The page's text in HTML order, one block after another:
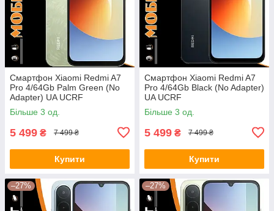
Смартфон Xiaomi Redmi A7
Pro 4/64Gb Palm Green (No
Adapter) UA UCRF
Більше 3 од.
5 499 ₴ 7 499 ₴
Купити
Смартфон Xiaomi Redmi A7
Pro 4/64Gb Black (No Adapter)
UA UCRF
Більше 3 од.
5 499 ₴ 7 499 ₴
Купити
–27% –27%